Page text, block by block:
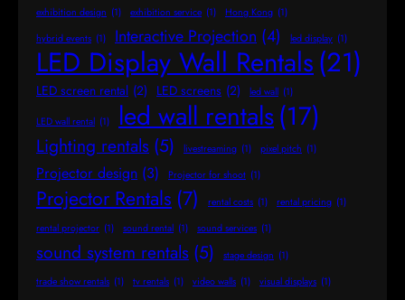
exhibition design (1) exhibition service (1) Hong Kong (1)
hybrid events (1) Interactive Projection (4) led display (1)
LED Display Wall Rentals(21)
LED screen rental (2) LED screens (2) led wall (1)
LED wall rental (1) led wall rentals(17)
Lighting rentals (5) livestreaming (1) pixel pitch (1)
Projector design (3) Projector for shoot (1)
Projector Rentals (7) rental costs (1) rental pricing (1)
rental projector (1) sound rental (1) sound services (1)
sound system rentals (5) stage design (1)
trade show rentals (1) tv rentals (1) video walls (1) visual displays (1)